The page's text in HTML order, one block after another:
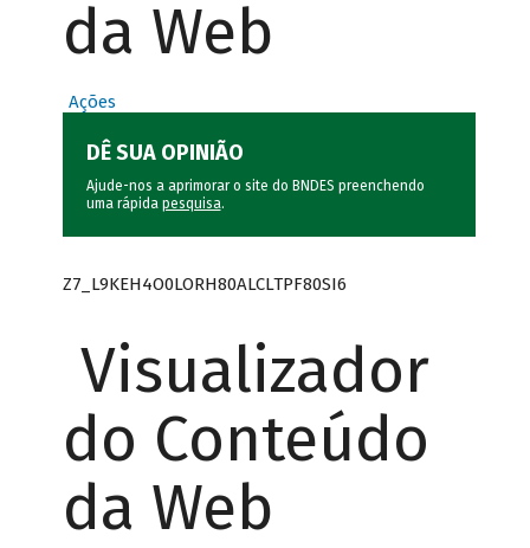
da Web
Ações
DÊ SUA OPINIÃO
Ajude-nos a aprimorar o site do BNDES preenchendo
uma rápida pesquisa.
Z7_L9KEH4O0LORH80ALCLTPF80SI6
Visualizador
do Conteúdo
da Web